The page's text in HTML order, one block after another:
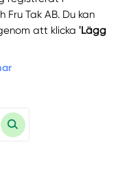
Tak AB. Du kan
att klicka'Lägg